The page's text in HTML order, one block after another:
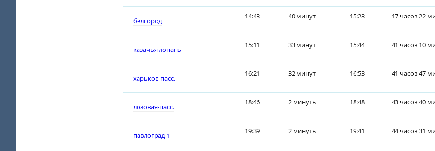
белгород
14:43 40 минут 15:23 17 часов 22
казачья лопань
15:11 33 минут 15:44 41 часов 10
харьков-пасс.
16:21 32 минут 16:53 41 часов 47
лозовая-пасс.
18:46 2 минуты 18:48 43 часов 40
павлоград-1
19:39 2 минуты 19:41 44 часов 31